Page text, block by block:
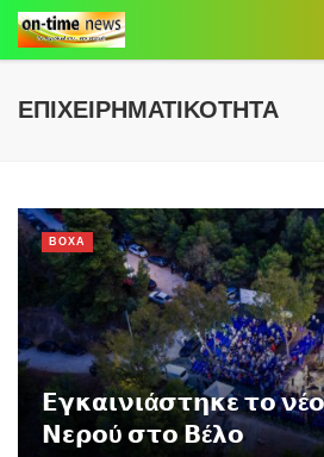
ΕΠΙΧΕΙΡΗΜΑΤΙΚΟΤΗΤΑ
𝝚𝝲𝝹𝝰𝝸𝝼𝝸ά𝞂𝞃𝝶𝝹𝝴 𝞃𝝾
𝝢𝝴𝞀𝝾ύ 𝞂𝞃𝝾 𝝗έ𝝺𝝾
ΒΟΧΑ